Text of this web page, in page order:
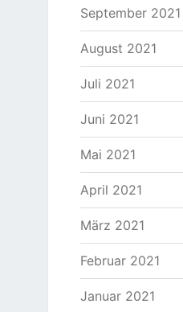
September 2021
August 2021
Juli 2021
Juni 2021
Mai 2021
April 2021
März 2021
Februar 2021
Januar 2021